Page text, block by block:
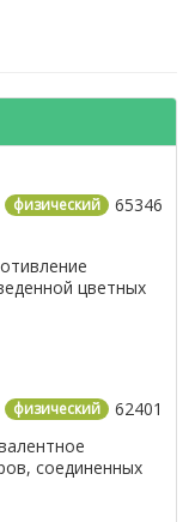
65346
физический
цветных
62401
физический
соединенных